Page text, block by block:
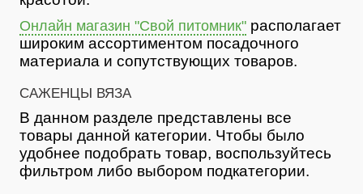
Онлайн магазин "Свой питомник" располагает
широким ассортиментом посадочного
материала и сопутствующих товаров.
САЖЕНЦЫ ВЯЗА
В данном разделе представлены все
товары данной категории. Чтобы было
удобнее подобрать товар, воспользуйтесь
фильтром либо выбором подкатегории.